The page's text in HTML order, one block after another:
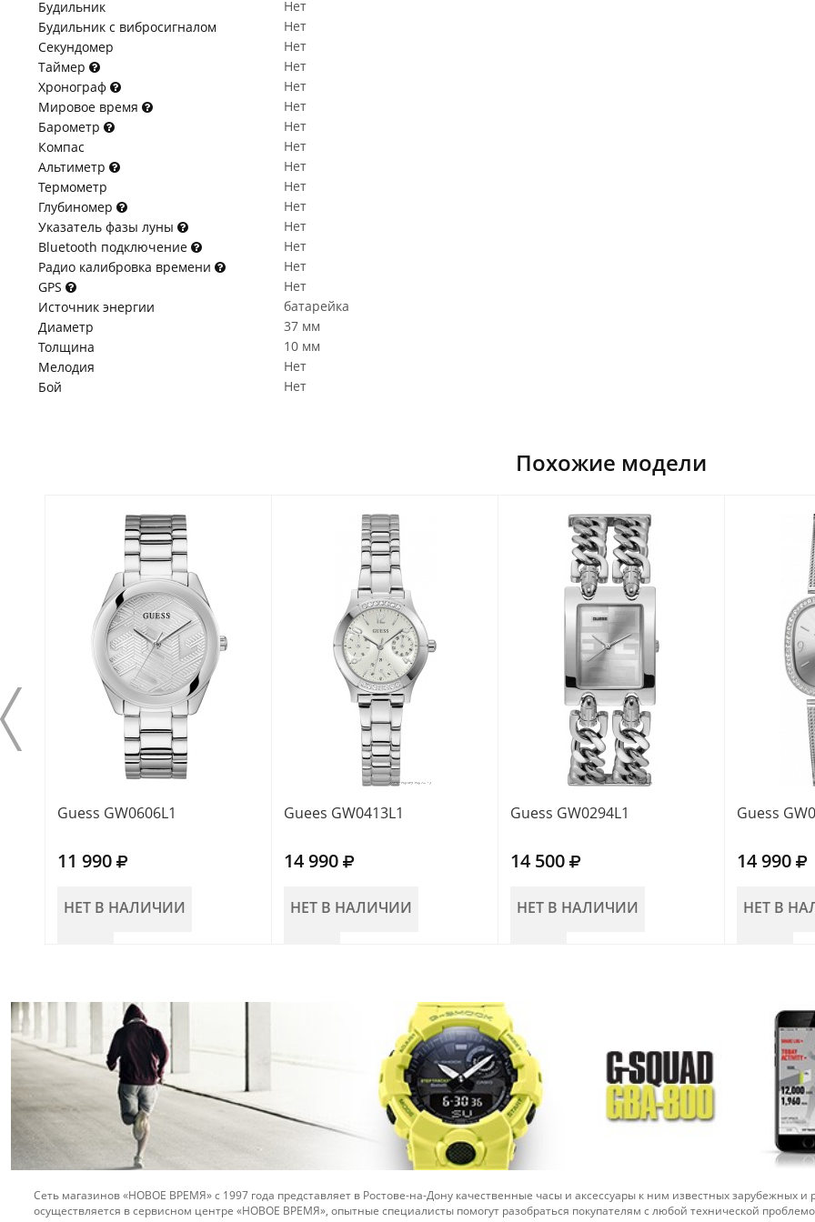
Будильник
Нет
Будильник с вибросигналом
Нет
Секундомер
Нет
Таймер
Нет
Хронограф
Нет
Мировое время
Нет
Барометр
Нет
Компас
Нет
Альтиметр
Нет
Термометр
Нет
Глубиномер
Нет
Указатель фазы луны
Нет
Bluetooth подключение
Нет
Радио калибровка времени
Нет
GPS
Нет
Источник энергии
батарейка
Диаметр
37 мм
Толщина
10 мм
Мелодия
Нет
Бой
Нет
Похожие модели
Guess GW0606L1
11 990
НЕТ В НАЛИЧИИ
Guees GW0413L1
14 990
НЕТ В НАЛИЧИИ
Guess GW0294L1
14 500
НЕТ В НАЛИЧИИ
Guess
14 990
НЕТ В
Сеть магазинов «НОВОЕ ВРЕМЯ» с 1997 года представляет в Ростове-на-Дону качественные часы и аксессуары к ним известных зарубежных
осуществляется в сервисном центре «НОВОЕ ВРЕМЯ», опытные специалисты помогут разобраться покупателям с любой технической